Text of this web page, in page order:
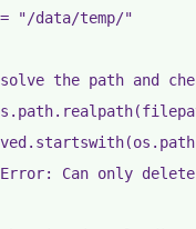
"/data/temp/"
the path and
Can only